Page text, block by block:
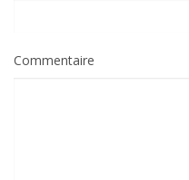
Commentaire